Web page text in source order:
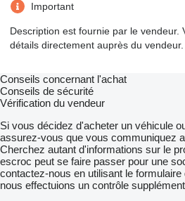
Important
Description est fournie par le vendeur.
détails directement auprès du vendeur.
Conseils concernant l'achat
Conseils de sécurité
Vérification du vendeur
Si vous décidez d'acheter un véhicule
assurez-vous que vous communiquez
Cherchez autant d'informations sur le
escroc peut se faire passer pour une
contactez-nous en utilisant le
nous effectuions un contrôle